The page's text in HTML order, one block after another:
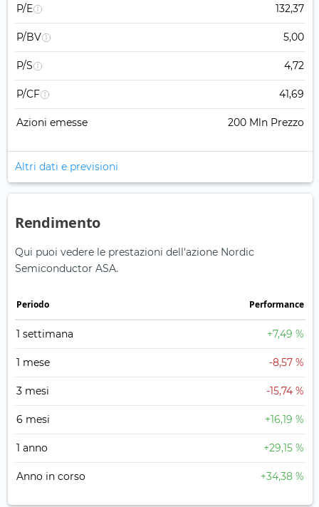
P/E 132,37
P/BV 5,00
P/S 4,72
P/CF 41,69
Azioni emesse 200 Mln Prezzo
Altri dati e previsioni
Rendimento
Qui puoi vedere le prestazioni dell'azione Nordic
Semiconductor ASA.
Periodo Performance
1 settimana +7,49 %
1 mese -8,57 %
3 mesi -15,74 %
6 mesi +16,19 %
1 anno +29,15 %
Anno in corso +34,38 %